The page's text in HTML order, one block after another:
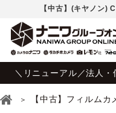
【中古】(キヤノン)
＼リニューアル／法人・
【中古】フィルムカ